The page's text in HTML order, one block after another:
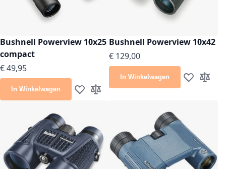
Bushnell Powerview 10x25
compact
€ 49,95
In Winkelwagen Voeg toe aan verlanglijst
Toevoegen om te vergelijken
Bushnell Powerview 10x42
€ 129,00
In Winkelwagen Voeg toe